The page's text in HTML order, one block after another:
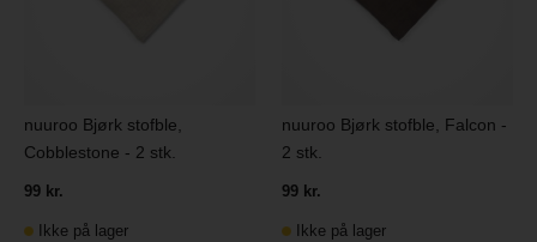
nuuroo Bjørk stofble,
Cobblestone - 2 stk.
99 kr.
Ikke på lager
nuuroo Bjørk stofble, Falcon -
2 stk.
99 kr.
Ikke på lager